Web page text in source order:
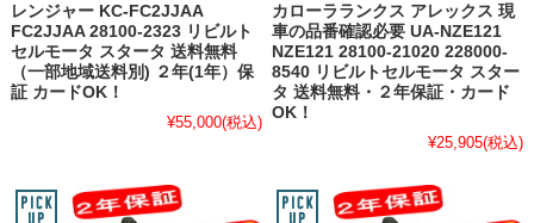
レンジャー KC-FC2JJAA
FC2JJAA 28100-2323 リビルト
セルモータ スタータ 送料無料
（一部地域送料別) ２年(1年）保
証 カードOK！
¥55,000(税込)
カローラランクス アレックス 現
車の品番確認必要 UA-NZE121
NZE121 28100-21020 228000-
8540 リビルトセルモータ スター
タ 送料無料・２年保証・カード
OK！
¥25,905(税込)